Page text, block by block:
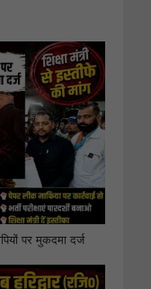
पर मुकदमा दर्ज